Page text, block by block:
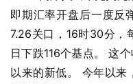
即期汇率开盘后一度反
7.26关口，16时30分，
日下跌116个基点。 这
以来的新低。 今年以来